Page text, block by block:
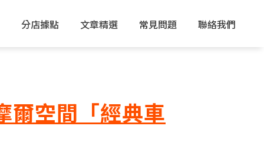
分店據點 文章精選 常見問題 聯絡我們
爾空間「經典車